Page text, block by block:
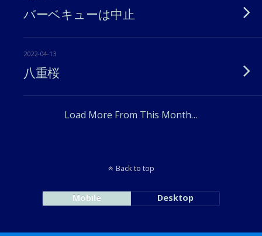
バーベキューは中止
2022-04-13
八重桜
Load More From This Month…
Back to top
Mobile Desktop